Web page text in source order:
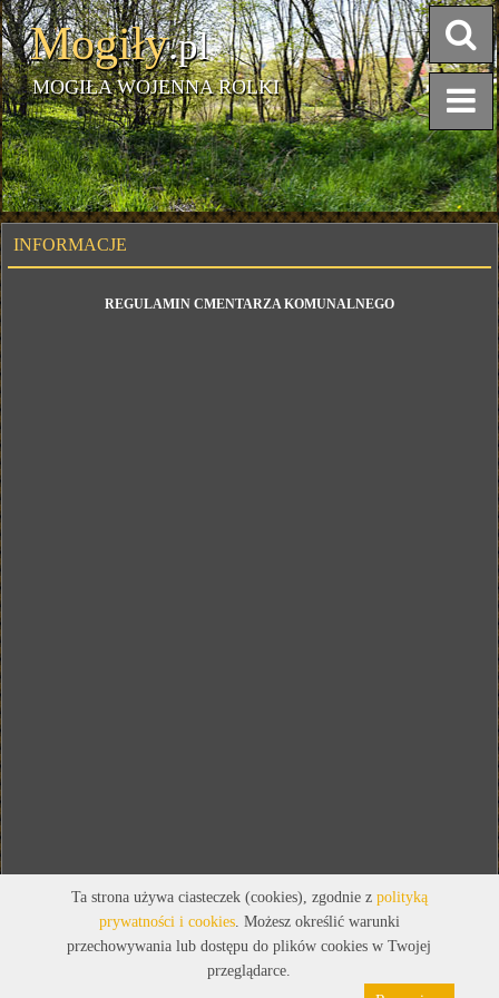
Mogiły.pl
MOGIŁA WOJENNA ROLKI
INFORMACJE
REGULAMIN CMENTARZA KOMUNALNEGO
Ta strona używa ciasteczek (cookies), zgodnie z polityką
prywatności i cookies. Możesz określić warunki
przechowywania lub dostępu do plików cookies w Twojej
przeglądarce.